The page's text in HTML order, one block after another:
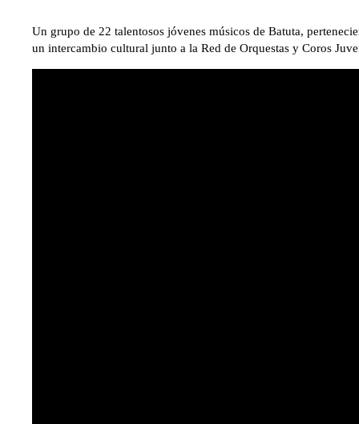
Un grupo de 22 talentosos jóvenes músicos de Batuta,
un intercambio cultural junto a la Red de Orquestas y Coros